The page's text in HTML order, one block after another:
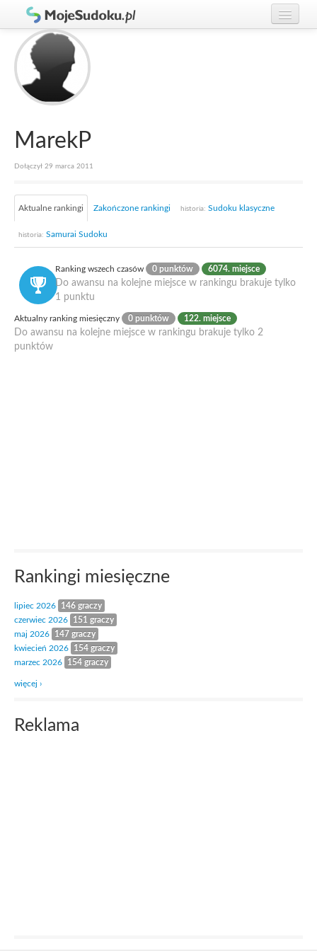
Graj w Sudoku!
Zasady Sudoku
Rankingi
Gracze
MarekP
Dołączył 29 marca 2011
Aktualne rankingi Zakończone rankingi historia: Sudoku klasyczne
historia: Samurai Sudoku
Ranking wszech czasów 0 punktów 6074. miejsce
Do awansu na kolejne miejsce w rankingu brakuje tylko
1 punktu
Aktualny ranking miesięczny 0 punktów 122. miejsce
Do awansu na kolejne miejsce w rankingu brakuje tylko 2
punktów
Rankingi miesięczne
lipiec 2026
146 graczy
czerwiec 2026
151 graczy
maj 2026
147 graczy
kwiecień 2026
154 graczy
marzec 2026
154 graczy
więcej ›
Reklama